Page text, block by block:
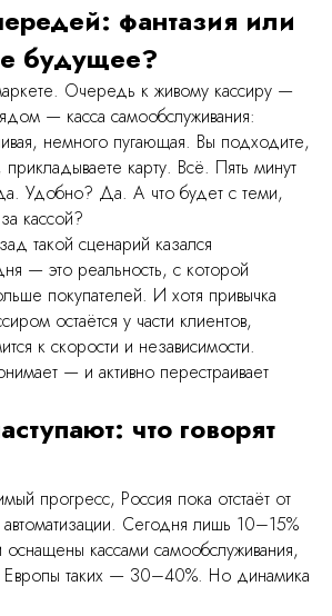
фантазия или
будущее?
Очередь к живому кассиру —
— касса самообслуживания:
немного пугающая. Вы подходите,
прикладываете карту. Всё. Пять минут
Удобно? Да. А что будет с теми,
кассой?
такой сценарий казался
— это реальность, с которой
покупателей. И хотя привычка
остаётся у части клиентов,
к скорости и независимости.
— и активно перестраивает
что говорят
прогресс, Россия пока отстаёт от
Сегодня лишь 10–15%
оснащены кассами самообслуживания,
Европы таких — 30–40%. Но динамика